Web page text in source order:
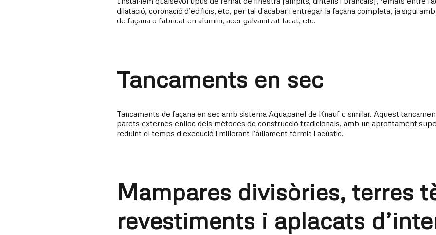
dilatació, coronació d’edificis, etc, per tal d'acabar i entregar la façana completa, ja sigui
de façana o fabricat en alumini, acer galvanitzat lacat, etc.
Tancaments en sec
Tancaments de façana en sec amb sistema Aquapanel de Knauf o similar. Aquest
parets externes enlloc dels mètodes de construcció tradicionals, amb un aprofitament
reduint el temps d’execució i millorant l’aïllament tèrmic i acústic.
Mampares divisòries, terres
revestiments i aplacats